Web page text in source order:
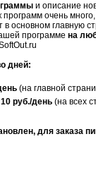
и описание
очень
основном главную
программе на
дней:
(на главной
10 руб./день (на всех
для заказа